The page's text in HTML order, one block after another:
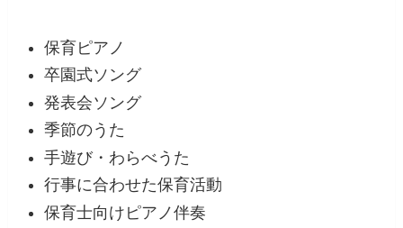
保育ピアノ
卒園式ソング
発表会ソング
季節のうた
手遊び・わらべうた
行事に合わせた保育活動
保育士向けピアノ伴奏